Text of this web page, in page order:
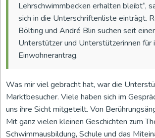
Lehrschwimmbecken erhalten bleibt“,
sich in die Unterschriftenliste einträgt.
Bölting und André Blin suchen seit
Unterstützer und Unterstützerinnen für
Einwohnerantrag.
Was mir viel gebracht hat, war die
Marktbesucher. Viele haben sich im
uns ihre Sicht mitgeteilt. Von
Mit ganz vielen kleinen Geschichten zum
Schwimmausbildung, Schule und das